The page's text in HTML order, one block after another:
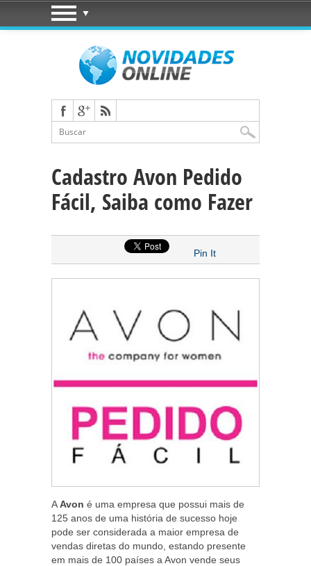
Cadastro Avon Pedido
Fácil, Saiba como Fazer
Pin It
AAvon é uma empresa que possui mais de
125 anos de uma história de sucesso hoje
pode ser considerada a maior empresa de
vendas diretas do mundo, estando presente
em mais de 100 países a Avon vende seus